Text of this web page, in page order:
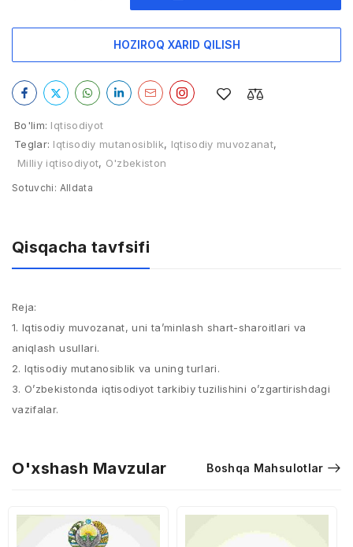
HOZIROQ XARID QILISH
Bo'lim: Iqtisodiyot
Teglar: Iqtisodiy mutanosiblik, Iqtisodiy muvozanat,
Milliy iqtisodiyot, O'zbekiston
Sotuvchi: Alldata
Qisqacha tavfsifi
Reja:
1. Iqtisodiy muvozanat, uni ta’minlash shart-sharoitlari va
aniqlash usullari.
2. Iqtisodiy mutanosiblik va uning turlari.
3. O’zbekistonda iqtisodiyot tarkibiy tuzilishini o’zgartirishdagi
vazifalar.
O'xshash Mavzular Boshqa Mahsulotlar